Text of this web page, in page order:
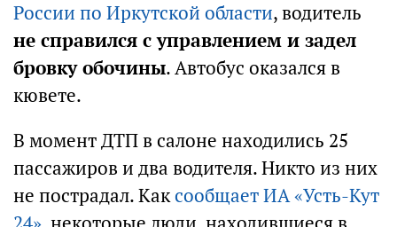
России по Иркутской области, водитель
не справился с управлением и задел
бровку обочины. Автобус оказался в
кювете.
В момент ДТП в салоне находились 25
пассажиров и два водителя. Никто из них
не пострадал. Каксообщает ИА «Усть-Кут